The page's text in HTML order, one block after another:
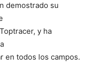
demostrado su
y ha
en todos los campos.